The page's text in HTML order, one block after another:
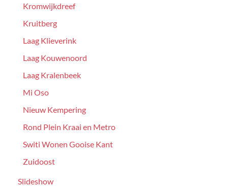
Kromwijkdreef
Kruitberg
Laag Klieverink
Laag Kouwenoord
Laag Kralenbeek
Mi Oso
Nieuw Kempering
Rond Plein Kraai en Metro
Switi Wonen Gooise Kant
Zuidoost
Slideshow